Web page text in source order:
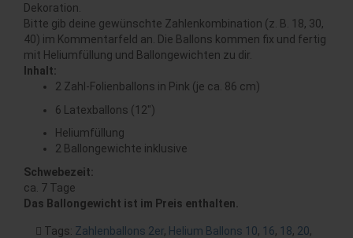
Dekoration.
Bitte gib deine gewünschte Zahlenkombination (z. B. 18, 30,
40) im Kommentarfeld an. Die Ballons kommen fix und fertig
mit Heliumfüllung und Ballongewichten zu dir.
Inhalt:
2 Zahl-Folienballons in Pink (je ca. 86 cm)
6 Latexballons (12″)
Heliumfüllung
2 Ballongewichte inklusive
Schwebezeit:
ca. 7 Tage
Das Ballongewicht ist im Preis enthalten.
Tags: Zahlenballons 2er, Helium Ballons 10, 16, 18, 20,